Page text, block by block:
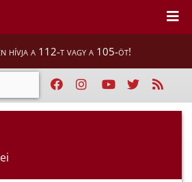
hívja a 112-t vagy a 105-öt!